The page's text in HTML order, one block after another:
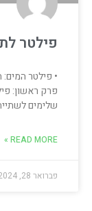
פילטר
• פילטר
פרק ראשון:
שלימים
READ MORE »
פברואר 28, 2024